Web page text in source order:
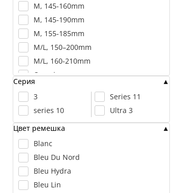
M, 145-160mm
M, 145-190mm
M, 155-185mm
M/L, 150–200mm
M/L, 160-210mm
One size
S, 130-160mm
S/M, 130-180mm
Серия
3
series 10
Series 11
Ultra 3
Цвет ремешка
Blanc
Bleu Du Nord
Bleu Hydra
Bleu Lin